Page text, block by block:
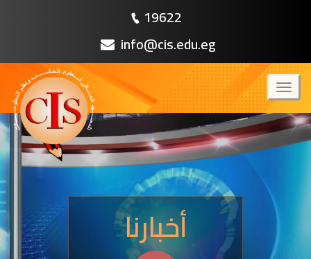
19622
info@cis.edu.eg
أخبارنا